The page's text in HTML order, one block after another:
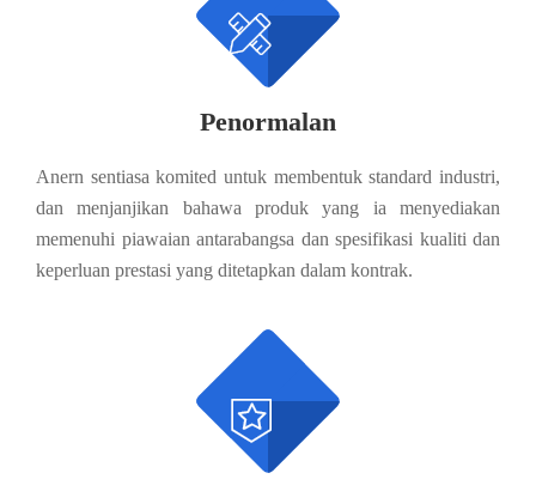

Penormalan
Anern sentiasa komited untuk membentuk standard industri,
dan menjanjikan bahawa produk yang ia menyediakan
memenuhi piawaian antarabangsa dan spesifikasi kualiti dan
keperluan prestasi yang ditetapkan dalam kontrak.
